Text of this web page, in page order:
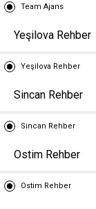
Team Ajans
Yeşilova Rehber
Yeşilova Rehber
Sincan Rehber
Sincan Rehber
Ostim Rehber
Ostim Rehber